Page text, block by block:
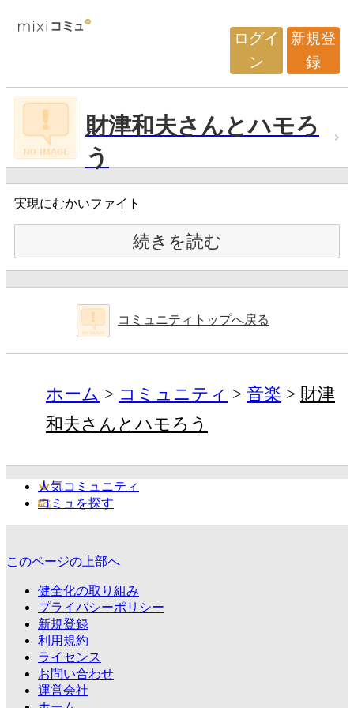
ログイ
ン
新規登
録
財津和夫さんとハモろ
う
実現にむかいファイト
続きを読む
コミュニティトップへ戻る
ホーム コミュニティ 音楽
財津
和夫さんとハモろう
人気コミュニティ
コミュを探す
このページの上部へ
健全化の取り組み
プライバシーポリシー
新規登録
利用規約
ライセンス
お問い合わせ
運営会社